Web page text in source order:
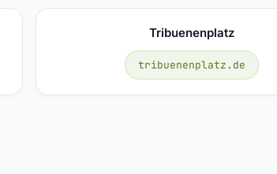
Tribuenenplatz
tribuenenplatz.de